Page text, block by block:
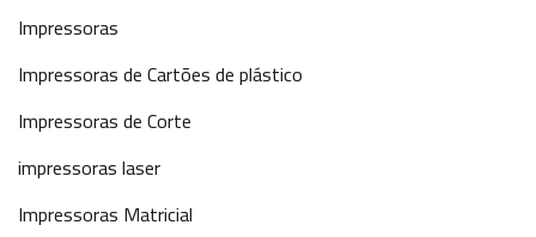
Impressoras
Impressoras de Cartões de plástico
Impressoras de Corte
impressoras laser
Impressoras Matricial